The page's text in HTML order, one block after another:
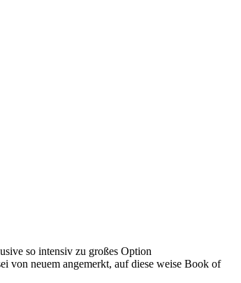
so intensiv zu großes Option
von neuem angemerkt, auf diese weise Book of